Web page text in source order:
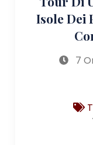
Isole Dei
7